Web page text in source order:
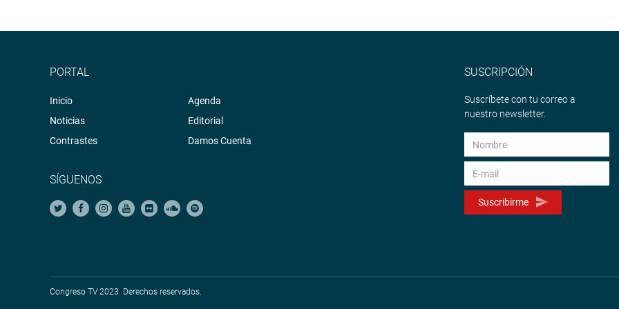
PORTAL
Inicio
Noticias
Contrastes
Agenda
Editorial
Damos Cuenta
SÍGUENOS
SUSCRIPCIÓN
Suscríbete con tu correo a
nuestro newsletter.
Suscribirme
Congreso TV 2023. Derechos reservados.